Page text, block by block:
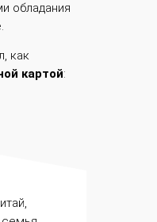
обладания
как
картой: